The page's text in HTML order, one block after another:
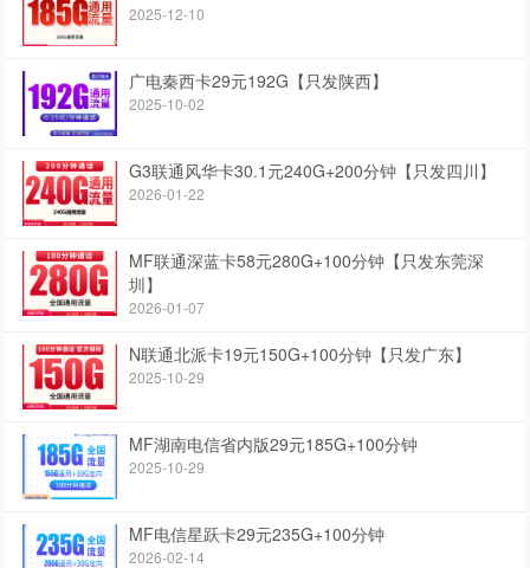
2025-12-10
广电秦西卡29元192G【只发陕西】
2025-10-02
G3联通风华卡30.1元240G+200分钟【只发四川】
2026-01-22
MF联通深蓝卡58元280G+100分钟【只发东莞深
圳】
2026-01-07
N联通北派卡19元150G+100分钟【只发广东】
2025-10-29
MF湖南电信省内版29元185G+100分钟
2025-10-29
MF电信星跃卡29元235G+100分钟
2026-02-14